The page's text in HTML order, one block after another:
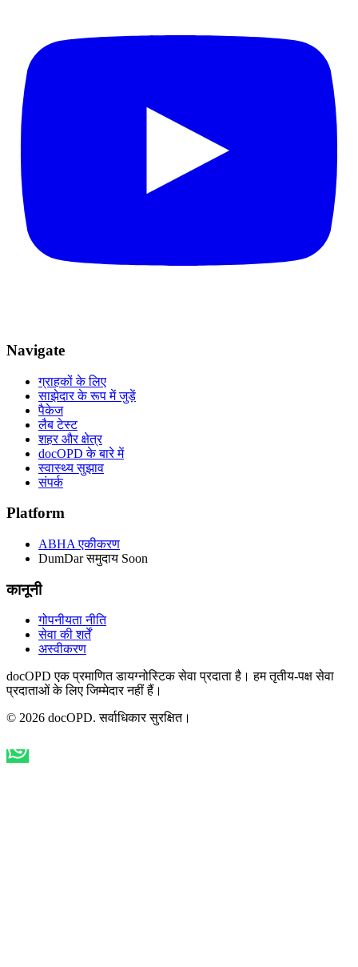
Navigate
ग्राहकों के लिए
साझेदार के रूप में जुड़ें
पैकेज
लैब टेस्ट
शहर और क्षेत्र
docOPD के बारे में
स्वास्थ्य सुझाव
संपर्क
Platform
ABHA एकीकरण
DumDar समुदाय Soon
कानूनी
गोपनीयता नीति
सेवा की शर्तें
अस्वीकरण
docOPD एक प्रमाणित डायग्नोस्टिक सेवा प्रदाता है। हम तृतीय-पक्ष सेवा
प्रदाताओं के लिए जिम्मेदार नहीं हैं।
© 2026 docOPD. सर्वाधिकार सुरक्षित।